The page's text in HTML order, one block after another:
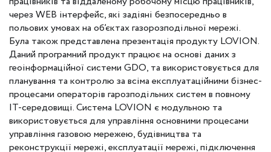
через WEB інтерфейс, які задіяні безпосередньо в
польових умовах на об’єктах газорозподільної мережі.
Була також представлена презентація продукту LOVION.
Даний програмний продукт працює на основі даних з
геоінформаційної системи GDO, та використовується для
планування та контролю за всіма експлуатаційними бізнес-
процесами операторів гарозподільних систем в повному
ІТ-середовищі. Система LOVION є модульною та
використовується для управління основними процесами
управління газовою мережею, будівництва та
реконструкції мережі, експлуатації мережі, підключення